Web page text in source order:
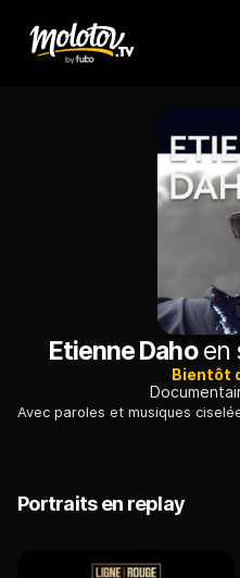
Etienne Dahoen
Bientôt
Portraits en replay